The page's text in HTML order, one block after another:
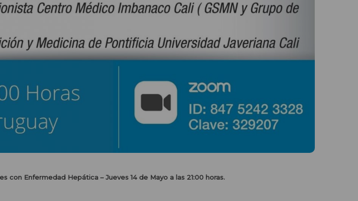
con Enfermedad Hepática – Jueves 14 de Mayo a las 21:00 horas.